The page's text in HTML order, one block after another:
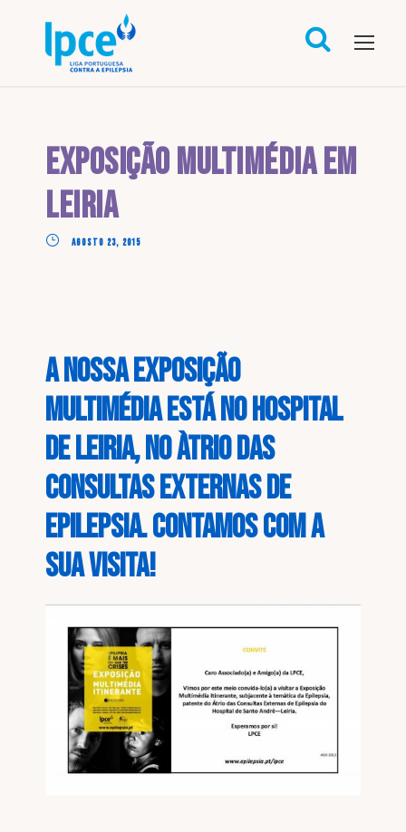
Exposição Multimédia em
Leiria
AGOSTO 23, 2015
A nossa Exposição
Multimédia está no Hospital
de Leiria, no àtrio das
consultas externas de
Epilepsia. Contamos com a
sua visita!